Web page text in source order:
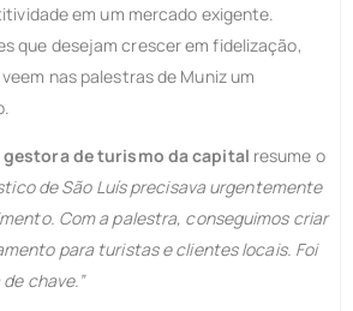
em um mercado exigente.
que desejam crescer em fidelização,
nas palestras de Muniz um
gestora de turismo da capital resume o
de São Luís precisava urgentemente
Com a palestra, conseguimos criar
para turistas e clientes locais. Foi
chave.”